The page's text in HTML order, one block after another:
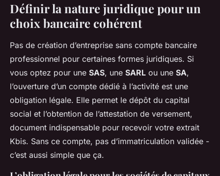
Définir la nature juridique pour un
choix bancaire cohérent
Pas de création d’entreprise sans compte bancaire
professionnel pour certaines formes juridiques. Si
vous optez pour une SAS, une SARL ou une SA,
l’ouverture d’un compte dédié à l’activité est une
obligation légale. Elle permet le dépôt du capital
social et l’obtention de l’attestation de versement,
document indispensable pour recevoir votre extrait
Kbis. Sans ce compte, pas d’immatriculation validée -
c’est aussi simple que ça.